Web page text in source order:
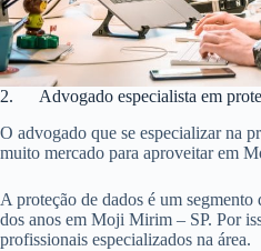
2. Advogado especialista em
O advogado que se especializar na
muito mercado para aproveitar em
A proteção de dados é um
dos anos em Moji Mirim – SP. Por
profissionais especializados na área.